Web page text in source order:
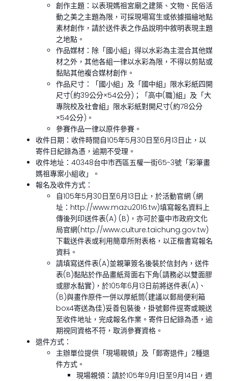
創作主題：以表現媽祖宮廟之建築、文物、民俗活
動之美之主題為限，可採現場寫生或依據描繪地點
素材創作，請於送件表之作品說明中敘明表現主題
之地點。
作品媒材：除「國小組」得以水彩為主混合其他媒
材之外，其他各組一律以水彩為限，不得以剪貼或
黏貼其他複合媒材創作。
作品尺寸：「國小組」及「國中組」限水彩紙四開
尺寸(約39公分×54公分)；「高中(職)組」及「大
專院校及社會組」限水彩紙對開尺寸(約78公分
×54公分)。
參賽作品一律以原件參賽。
收件日期：收件時間自105年5月30日至6月13日止，以
寄件日紀錄為憑，逾期不受理。
收件地址：40348台中市西區五權一街65-3號「彩筆畫
媽祖專案小組收」。
報名及收件方式：
自105年5月30日至6月13日止，於活動官網 (網
址：http://www.mazu2016.tw)填寫報名資料上
傳後列印送件表(A) (B)，亦可於臺中市政府文化
局官網(http://www.culture.taichung.gov.tw)
下載送件表或利用簡章所附表格，以正楷書寫報名
資料。
請填寫送件表(A)並親筆簽名後裝於信封內，送件
表(B)黏貼於作品畫紙背面右下角(請務必以雙面膠
或膠水黏實)，於105年6月13日前將送件表(A)、
(B)與畫作原件一併以厚紙筒(建議以郵局便利箱
box4寄送為佳)妥善包裝後，掛號郵件逕寄或親送
至收件地址，完成報名作業。寄件日紀錄為憑，逾
期視同資格不符，取消參賽資格。
退件方式：
主辦單位提供「現場親領」及「郵寄退件」2種退
件方式。
現場親領：請於105年9月1日至9月14日，週